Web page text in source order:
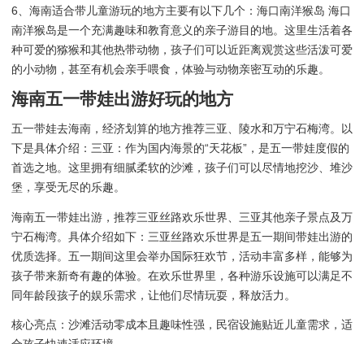
6、海南适合带儿童游玩的地方主要有以下几个：海口南洋猴岛 海口
南洋猴岛是一个充满趣味和教育意义的亲子游目的地。这里生活着各
种可爱的猕猴和其他热带动物，孩子们可以近距离观赏这些活泼可爱
的小动物，甚至有机会亲手喂食，体验与动物亲密互动的乐趣。
海南五一带娃出游好玩的地方
五一带娃去海南，经济划算的地方推荐三亚、陵水和万宁石梅湾。以
下是具体介绍：三亚：作为国内海景的“天花板”，是五一带娃度假的
首选之地。这里拥有细腻柔软的沙滩，孩子们可以尽情地挖沙、堆沙
堡，享受无尽的乐趣。
海南五一带娃出游，推荐三亚丝路欢乐世界、三亚其他亲子景点及万
宁石梅湾。具体介绍如下：三亚丝路欢乐世界是五一期间带娃出游的
优质选择。五一期间这里会举办国际狂欢节，活动丰富多样，能够为
孩子带来新奇有趣的体验。在欢乐世界里，各种游乐设施可以满足不
同年龄段孩子的娱乐需求，让他们尽情玩耍，释放活力。
核心亮点：沙滩活动零成本且趣味性强，民宿设施贴近儿童需求，适